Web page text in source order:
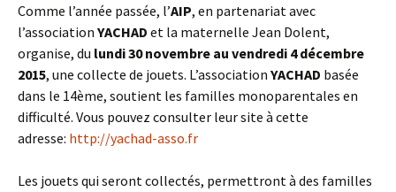
Comme l’année passée, l’AIP, en partenariat avec
l’association YACHAD et la maternelle Jean Dolent,
organise, du lundi 30 novembre au vendredi 4 décembre
2015, une collecte de jouets. L’association YACHAD basée
dans le 14ème, soutient les familles monoparentales en
difficulté. Vous pouvez consulter leur site à cette
adresse: http://yachad-asso.fr
Les jouets qui seront collectés, permettront à des familles